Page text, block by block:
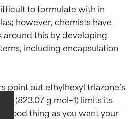
to formulate with in
however, chemists have
this by developing
including encapsulation
point out ethylhexyl triazone’s
(823.07 g mol−1) limits its
good thing as you want your
der
der